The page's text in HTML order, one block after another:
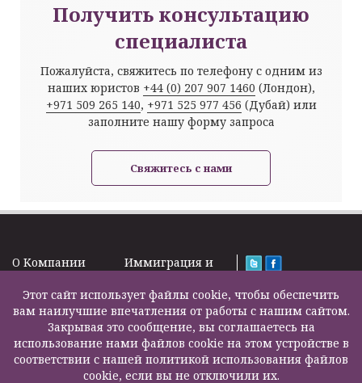
Получить консультацию
специалиста
Пожалуйста, свяжитесь по телефону с одним из
наших юристов +44 (0) 207 907 1460 (Лондон),
+971 509 265 140, +971 525 977 456 (Дубай) или
заполните нашу форму запроса
Свяжитесь с нами
O Kомпании
Подписка на
новости
Задать вопрос
Карта сайта
Контакты
Иммиграция и
Налоги и пенсии
Бизнес услуги
Недвижимость
Образование
Страхование
жизни
2000 – 2026©
F200500002
Этот сайт использует файлы cookie, чтобы обеспечить
вам наилучшие впечатления от работы с нашим сайтом.
Закрывая это сообщение, вы соглашаетесь на
использование нами файлов cookie на этом устройстве в
соответствии с нашей политикой использования файлов
cookie, если вы не отключили их.